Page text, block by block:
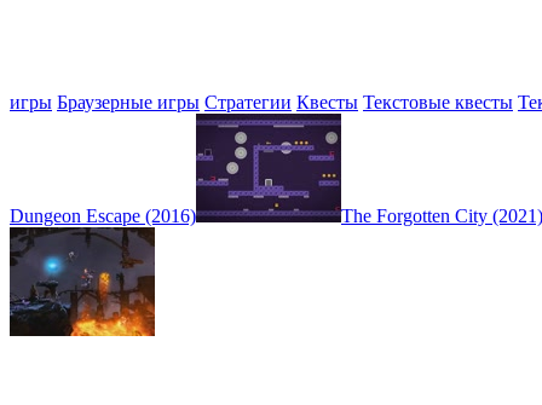
игры Браузерные игры Стратегии Квесты Текстовые квесты
Dungeon Escape (2016) The Forgotten City (2021)